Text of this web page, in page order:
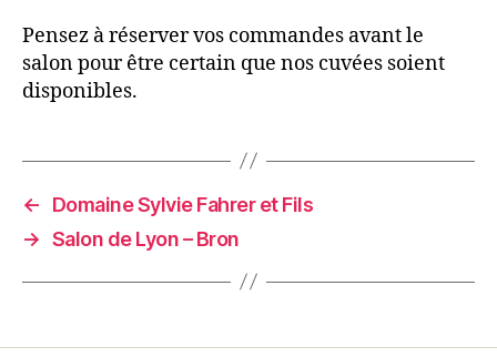
Pensez à réserver vos commandes avant le
salon pour être certain que nos cuvées soient
disponibles.
←
Domaine Sylvie Fahrer et Fils
→ Salon de Lyon – Bron